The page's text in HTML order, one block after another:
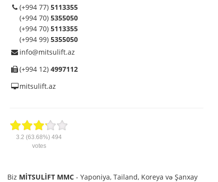
(+994 77) 5113355
(+994 70) 5355050
(+994 70) 5113355
(+994 99) 5355050
info@mitsulift.az
(+994 12) 4997112
mitsulift.az
3.2 (63.68%) 494
votes
Biz MİTSULİFT MMC - Yaponiya, Tailand, Koreya və Şanxay